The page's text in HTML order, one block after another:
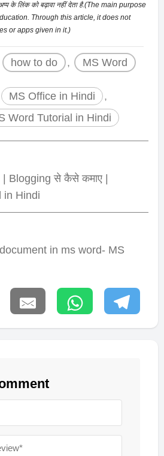
अप्प के लिंक को बढ़ावा नहीं देता है.(The main purpose
Through this article, it does not
or apps given in it.)
how to do , MS Word
MS Office in Hindi
,
Word Tutorial in Hindi
Blogging से कैसे कमाए |
in Hindi
in ms word- MS